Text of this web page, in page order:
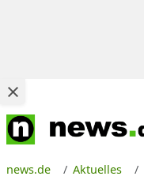
news.de Aktuelles